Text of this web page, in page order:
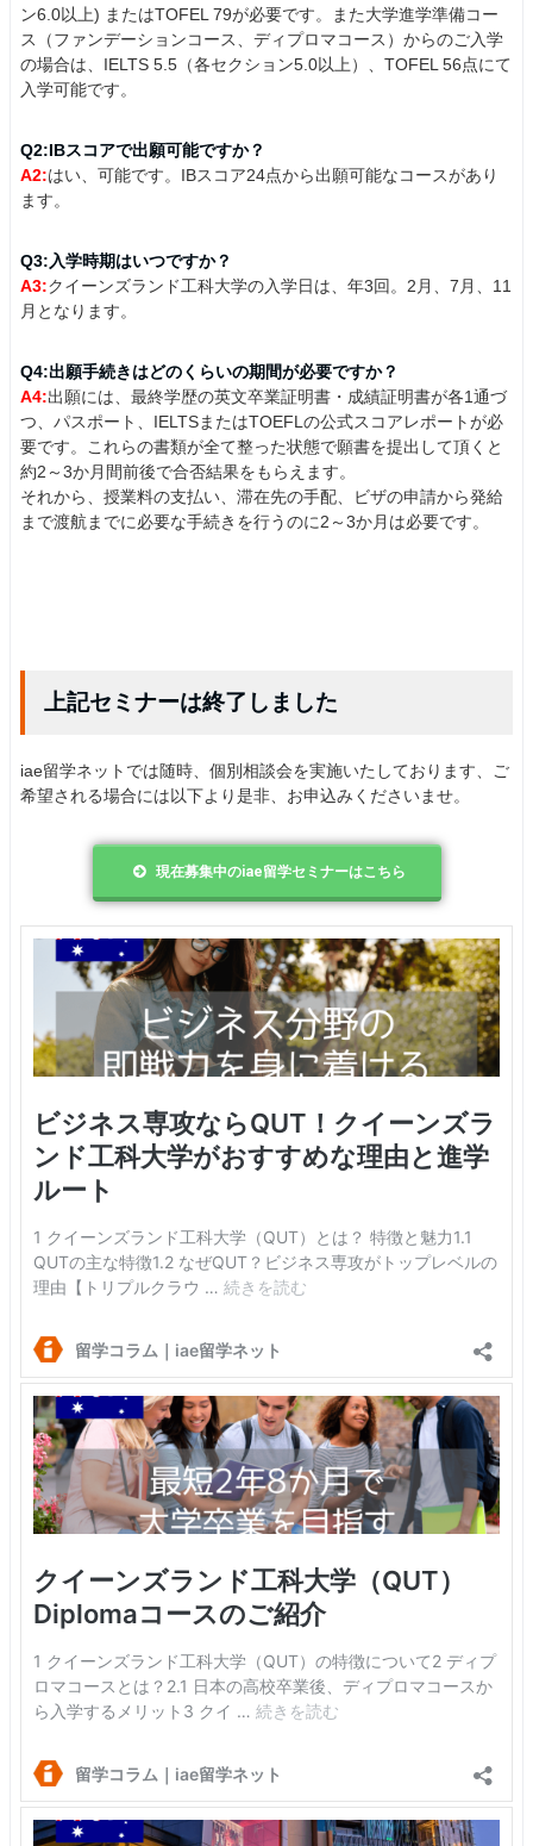
ン6.0以上) またはTOFEL 79が必要です。また大学進学準備コー
ス（ファンデーションコース、ディプロマコース）からのご入学
の場合は、IELTS 5.5（各セクション5.0以上）、TOFEL 56点にて
入学可能です。
Q2:IBスコアで出願可能ですか？
A2:はい、可能です。IBスコア24点から出願可能なコースがあり
ます。
Q3:入学時期はいつですか？
A3:クイーンズランド工科大学の入学日は、年3回。2月、7月、11
月となります。
Q4:出願手続きはどのくらいの期間が必要ですか？
A4:出願には、最終学歴の英文卒業証明書・成績証明書が各1通づ
つ、パスポート、IELTSまたはTOEFLの公式スコアレポートが必
要です。これらの書類が全て整った状態で願書を提出して頂くと
約2～3か月間前後で合否結果をもらえます。
それから、授業料の支払い、滞在先の手配、ビザの申請から発給
まで渡航までに必要な手続きを行うのに2～3か月は必要です。
上記セミナーは終了しました
iae留学ネットでは随時、個別相談会を実施いたしております、ご
希望される場合には以下より是非、お申込みくださいませ。
現在募集中のiae留学セミナーはこちら